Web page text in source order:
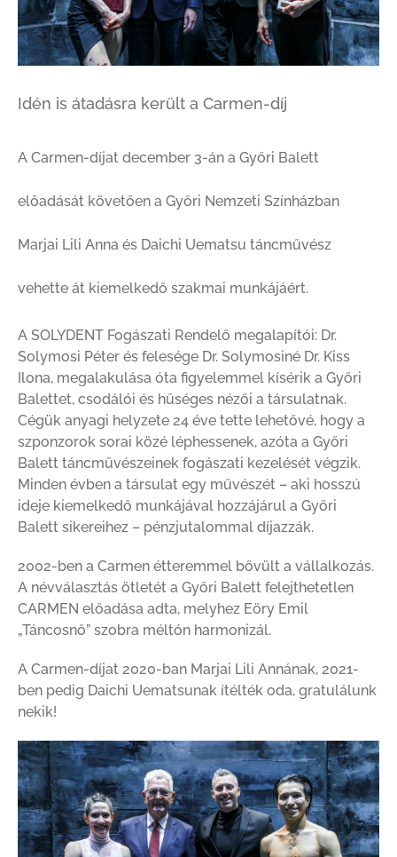
Idén is átadásra került a Carmen-díj
A Carmen-díjat december 3-án a Győri Balett
előadását követően a Győri Nemzeti Színházban
Marjai Lili Anna és Daichi Uematsu táncművész
vehette át kiemelkedő szakmai munkájáért.
A SOLYDENT Fogászati Rendelő megalapítói: Dr.
Solymosi Péter és felesége Dr. Solymosiné Dr. Kiss
Ilona, megalakulása óta figyelemmel kísérik a Győri
Balettet, csodálói és hűséges nézői a társulatnak.
Cégük anyagi helyzete 24 éve tette lehetővé, hogy a
szponzorok sorai közé léphessenek, azóta a Győri
Balett táncművészeinek fogászati kezelését végzik.
Minden évben a társulat egy művészét – aki hosszú
ideje kiemelkedő munkájával hozzájárul a Győri
Balett sikereihez – pénzjutalommal díjazzák.
2002-ben a Carmen étteremmel bővült a vállalkozás.
A névválasztás ötletét a Győri Balett felejthetetlen
CARMEN előadása adta, melyhez Eöry Emil
„Táncosnő” szobra méltón harmonizál.
A Carmen-díjat 2020-ban Marjai Lili Annának, 2021-
ben pedig Daichi Uematsunak ítélték oda, gratulálunk
nekik!